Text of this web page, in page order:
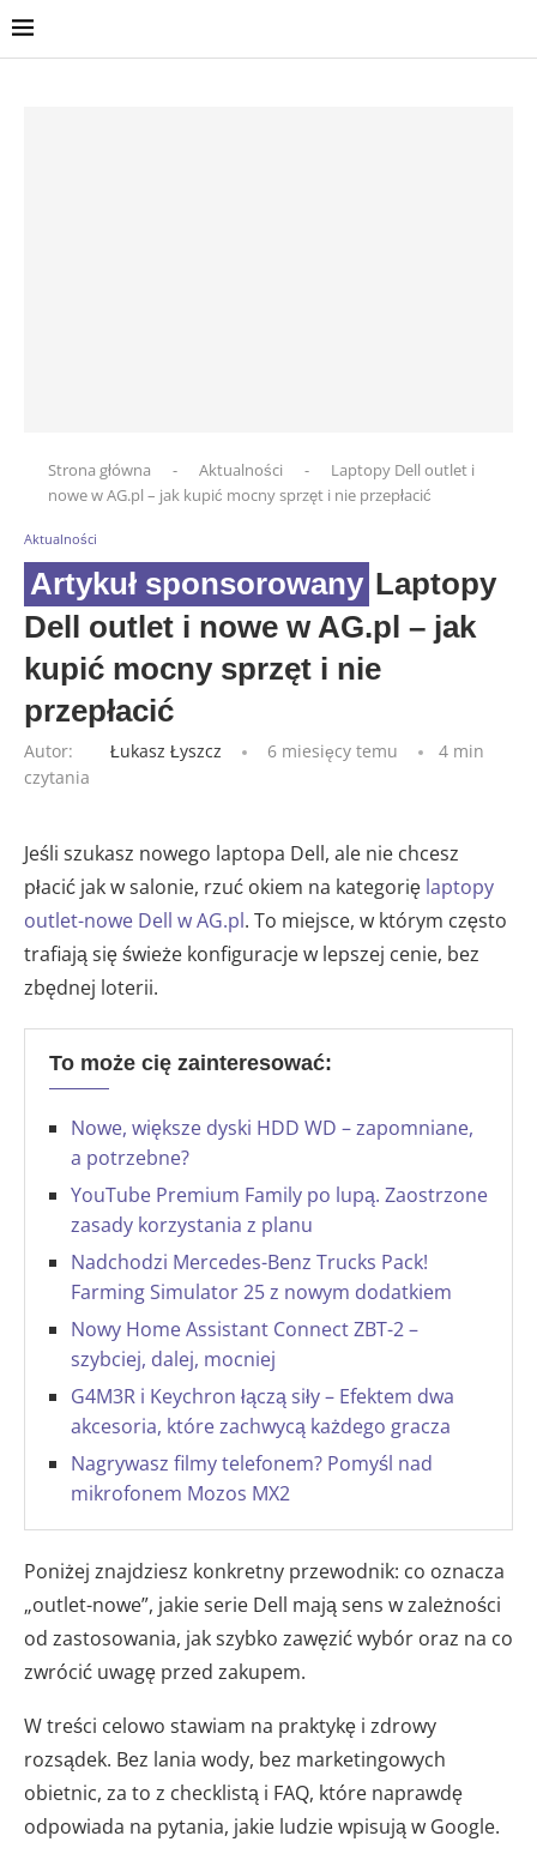
Strona główna - Aktualności -
Laptopy Dell outlet i
nowe w AG.pl – jak kupić mocny sprzęt i nie przepłacić
Aktualności
Laptopy
Dell outlet i nowe w AG.pl – jak
kupić mocny sprzęt i nie
przepłacić
Autor: Łukasz Łyszcz 6 miesięcy temu
4 min
czytania
Jeśli szukasz nowego laptopa Dell, ale nie chcesz
płacić jak w salonie, rzuć okiem na kategorię laptopy
outlet-nowe Dell w AG.pl. To miejsce, w którym często
trafiają się świeże konfiguracje w lepszej cenie, bez
zbędnej loterii.
To może cię zainteresować:
Nowe, większe dyski HDD WD – zapomniane,
a potrzebne?
YouTube Premium Family po lupą. Zaostrzone
zasady korzystania z planu
Nadchodzi Mercedes-Benz Trucks Pack!
Farming Simulator 25 z nowym dodatkiem
Nowy Home Assistant Connect ZBT-2 –
szybciej, dalej, mocniej
G4M3R i Keychron łączą siły – Efektem dwa
akcesoria, które zachwycą każdego gracza
Nagrywasz filmy telefonem? Pomyśl nad
mikrofonem Mozos MX2
Poniżej znajdziesz konkretny przewodnik: co oznacza
„outlet-nowe”, jakie serie Dell mają sens w zależności
od zastosowania, jak szybko zawęzić wybór oraz na co
zwrócić uwagę przed zakupem.
W treści celowo stawiam na praktykę i zdrowy
rozsądek. Bez lania wody, bez marketingowych
obietnic, za to z checklistą i FAQ, które naprawdę
odpowiada na pytania, jakie ludzie wpisują w Google.